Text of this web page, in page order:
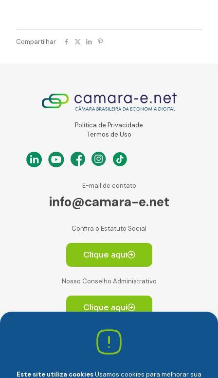
Compartilhar
Política de Privacidade
Termos de Uso
E-mail de contato
info@camara-e.net
Confira o Estatuto Social
Clique aqui
Nosso Conselho Administrativo
Clique aqui
Av. Paulista, 2064. Conjunto 14, (Edifício Paulista) -
CEP 01310-928 Consolação – São Paulo/SP
Este site utiliza cookiesUsamos cookies para melhorar sua